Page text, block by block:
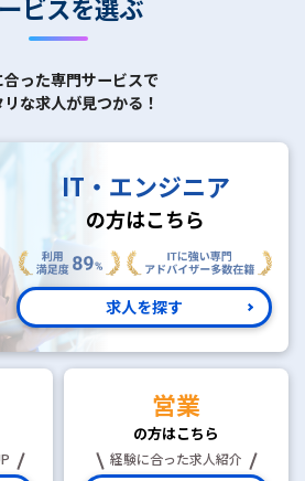
ビスを選ぶ
合った専門サービスで
リな求人が見つかる！
IT・エンジニア
の方はこちら
求人を探す
営業
の方はこちら
経験に合った求人紹介